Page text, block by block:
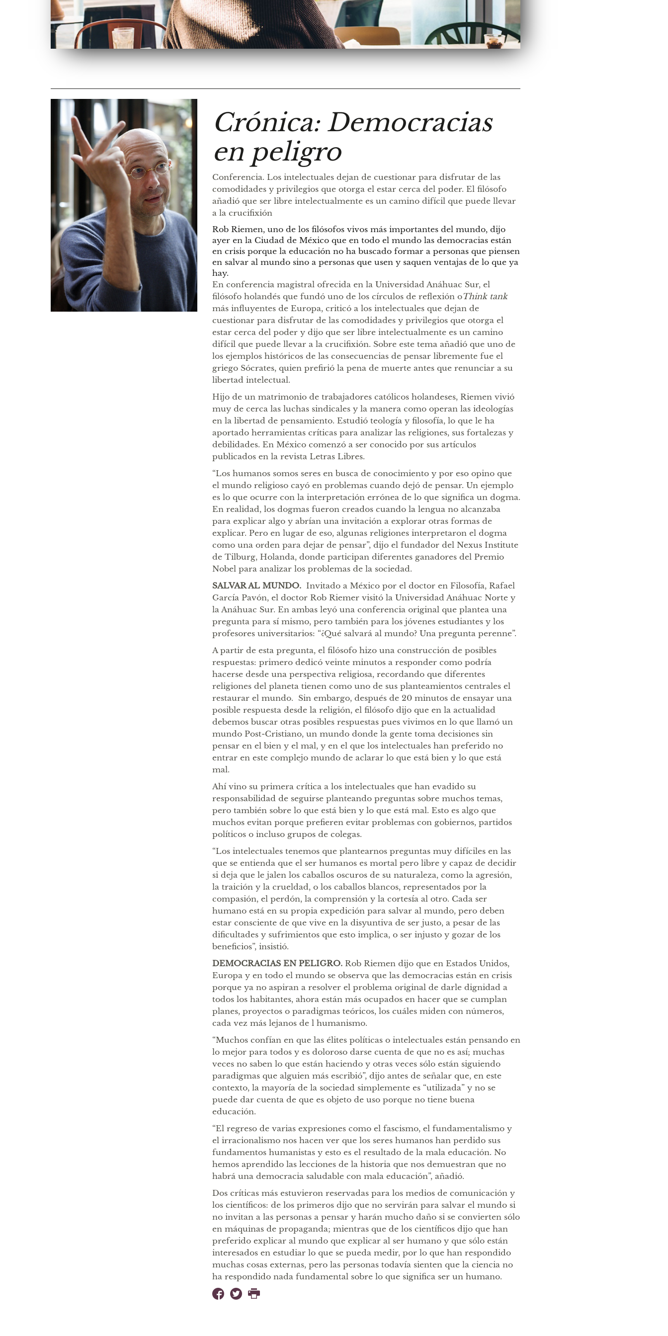
Crónica: Democracias
en peligro
Conferencia. Los intelectuales dejan de cuestionar para disfrutar de las
comodidades y privilegios que otorga el estar cerca del poder. El filósofo
añadió que ser libre intelectualmente es un camino difícil que puede llevar
a la crucifixión
Rob Riemen, uno de los filósofos vivos más importantes del mundo, dijo
ayer en la Ciudad de México que en todo el mundo las democracias están
en crisis porque la educación no ha buscado formar a personas que piensen
en salvar al mundo sino a personas que usen y saquen ventajas de lo que ya
hay.
En conferencia magistral ofrecida en la Universidad Anáhuac Sur, el
filósofo holandés que fundó uno de los círculos de reflexión oThink tank
más influyentes de Europa, criticó a los intelectuales que dejan de
cuestionar para disfrutar de las comodidades y privilegios que otorga el
estar cerca del poder y dijo que ser libre intelectualmente es un camino
difícil que puede llevar a la crucifixión. Sobre este tema añadió que uno de
los ejemplos históricos de las consecuencias de pensar libremente fue el
griego Sócrates, quien prefirió la pena de muerte antes que renunciar a su
libertad intelectual.
Hijo de un matrimonio de trabajadores católicos holandeses, Riemen vivió
muy de cerca las luchas sindicales y la manera como operan las ideologías
en la libertad de pensamiento. Estudió teología y filosofía, lo que le ha
aportado herramientas críticas para analizar las religiones, sus fortalezas y
debilidades. En México comenzó a ser conocido por sus artículos
publicados en la revista Letras Libres.
“Los humanos somos seres en busca de conocimiento y por eso opino que
el mundo religioso cayó en problemas cuando dejó de pensar. Un ejemplo
es lo que ocurre con la interpretación errónea de lo que significa un dogma.
En realidad, los dogmas fueron creados cuando la lengua no alcanzaba
para explicar algo y abrían una invitación a explorar otras formas de
explicar. Pero en lugar de eso, algunas religiones interpretaron el dogma
como una orden para dejar de pensar”, dijo el fundador del Nexus Institute
de Tilburg, Holanda, donde participan diferentes ganadores del Premio
Nobel para analizar los problemas de la sociedad.
SALVAR AL MUNDO. Invitado a México por el doctor en Filosofía, Rafael
García Pavón, el doctor Rob Riemer visitó la Universidad Anáhuac Norte y
la Anáhuac Sur. En ambas leyó una conferencia original que plantea una
pregunta para sí mismo, pero también para los jóvenes estudiantes y los
profesores universitarios: “¿Qué salvará al mundo? Una pregunta perenne”.
A partir de esta pregunta, el filósofo hizo una construcción de posibles
respuestas: primero dedicó veinte minutos a responder como podría
hacerse desde una perspectiva religiosa, recordando que diferentes
religiones del planeta tienen como uno de sus planteamientos centrales el
restaurar el mundo. Sin embargo, después de 20 minutos de ensayar una
posible respuesta desde la religión, el filósofo dijo que en la actualidad
debemos buscar otras posibles respuestas pues vivimos en lo que llamó un
mundo Post-Cristiano, un mundo donde la gente toma decisiones sin
pensar en el bien y el mal, y en el que los intelectuales han preferido no
entrar en este complejo mundo de aclarar lo que está bien y lo que está
mal.
Ahí vino su primera crítica a los intelectuales que han evadido su
responsabilidad de seguirse planteando preguntas sobre muchos temas,
pero también sobre lo que está bien y lo que está mal. Esto es algo que
muchos evitan porque prefieren evitar problemas con gobiernos, partidos
políticos o incluso grupos de colegas.
“Los intelectuales tenemos que plantearnos preguntas muy difíciles en las
que se entienda que el ser humanos es mortal pero libre y capaz de decidir
si deja que le jalen los caballos oscuros de su naturaleza, como la agresión,
la traición y la crueldad, o los caballos blancos, representados por la
compasión, el perdón, la comprensión y la cortesía al otro. Cada ser
humano está en su propia expedición para salvar al mundo, pero deben
estar consciente de que vive en la disyuntiva de ser justo, a pesar de las
dificultades y sufrimientos que esto implica, o ser injusto y gozar de los
beneficios”, insistió.
DEMOCRACIAS EN PELIGRO.Rob Riemen dijo que en Estados Unidos,
Europa y en todo el mundo se observa que las democracias están en crisis
porque ya no aspiran a resolver el problema original de darle dignidad a
todos los habitantes, ahora están más ocupados en hacer que se cumplan
planes, proyectos o paradigmas teóricos, los cuáles miden con números,
cada vez más lejanos de l humanismo.
“Muchos confían en que las élites políticas o intelectuales están pensando en
lo mejor para todos y es doloroso darse cuenta de que no es así; muchas
veces no saben lo que están haciendo y otras veces sólo están siguiendo
paradigmas que alguien más escribió”, dijo antes de señalar que, en este
contexto, la mayoría de la sociedad simplemente es “utilizada” y no se
puede dar cuenta de que es objeto de uso porque no tiene buena
educación.
“El regreso de varias expresiones como el fascismo, el fundamentalismo y
el irracionalismo nos hacen ver que los seres humanos han perdido sus
fundamentos humanistas y esto es el resultado de la mala educación. No
hemos aprendido las lecciones de la historia que nos demuestran que no
habrá una democracia saludable con mala educación”, añadió.
Dos críticas más estuvieron reservadas para los medios de comunicación y
los científicos: de los primeros dijo que no servirán para salvar el mundo si
no invitan a las personas a pensar y harán mucho daño si se convierten sólo
en máquinas de propaganda; mientras que de los científicos dijo que han
preferido explicar al mundo que explicar al ser humano y que sólo están
interesados en estudiar lo que se pueda medir, por lo que han respondido
muchas cosas externas, pero las personas todavía sienten que la ciencia no
ha respondido nada fundamental sobre lo que significa ser un humano.